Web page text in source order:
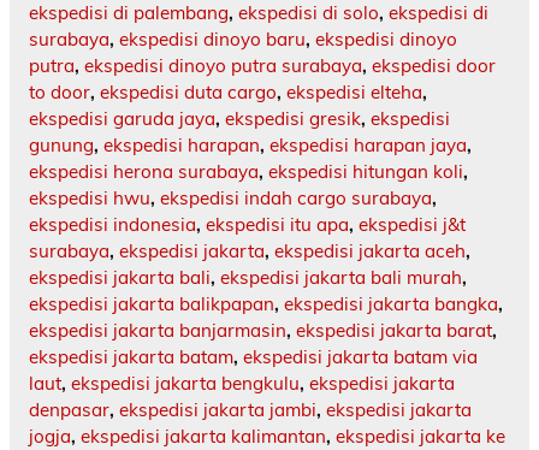
ekspedisi di palembang, ekspedisi di solo, ekspedisi di
surabaya, ekspedisi dinoyo baru, ekspedisi dinoyo
putra, ekspedisi dinoyo putra surabaya, ekspedisi door
to door, ekspedisi duta cargo, ekspedisi elteha,
ekspedisi garuda jaya, ekspedisi gresik, ekspedisi
gunung, ekspedisi harapan, ekspedisi harapan jaya,
ekspedisi herona surabaya, ekspedisi hitungan koli,
ekspedisi hwu, ekspedisi indah cargo surabaya,
ekspedisi indonesia, ekspedisi itu apa, ekspedisi j&t
surabaya, ekspedisi jakarta, ekspedisi jakarta aceh,
ekspedisi jakarta bali, ekspedisi jakarta bali murah,
ekspedisi jakarta balikpapan, ekspedisi jakarta bangka,
ekspedisi jakarta banjarmasin, ekspedisi jakarta barat,
ekspedisi jakarta batam, ekspedisi jakarta batam via
laut, ekspedisi jakarta bengkulu, ekspedisi jakarta
denpasar, ekspedisi jakarta jambi, ekspedisi jakarta
jogja, ekspedisi jakarta kalimantan, ekspedisi jakarta ke